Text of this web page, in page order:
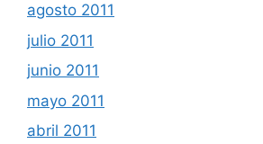
agosto 2011
julio 2011
junio 2011
mayo 2011
abril 2011